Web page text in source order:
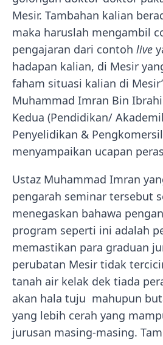
Mesir. Tambahan kalian
maka haruslah mengambil
pengajaran dari contoh live
hadapan kalian, di Mesir
faham situasi kalian di
Muhammad Imran Bin
Kedua (Pendidikan/
Penyelidikan &
menyampaikan ucapan
Ustaz Muhammad Imran
pengarah seminar tersebut
menegaskan bahawa
program seperti ini adalah
memastikan para graduan
perubatan Mesir tidak
tanah air kelak dek tiada
akan hala tuju mahupun
yang lebih cerah yang
jurusan masing-masing.